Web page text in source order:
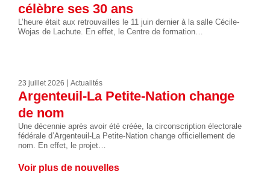
célèbre ses 30 ans
L’heure était aux retrouvailles le 11 juin dernier à la salle Cécile-
Wojas de Lachute. En effet, le Centre de formation…
23 juillet 2026 Actualités
Argenteuil-La Petite-Nation change
de nom
Une décennie après avoir été créée, la circonscription électorale
fédérale d’Argenteuil-La Petite-Nation change officiellement de
nom. En effet, le projet…
Voir plus de nouvelles